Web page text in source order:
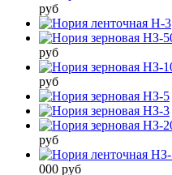
руб
руб
руб
руб
000 руб